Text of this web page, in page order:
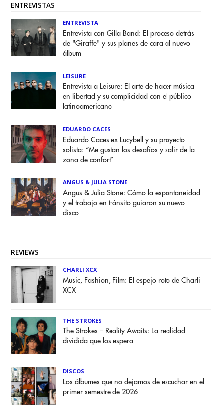
ENTREVISTAS
ENTREVISTA
Entrevista con Gilla Band: El proceso detrás
de "Giraffe" y sus planes de cara al nuevo
álbum
LEISURE
Entrevista a Leisure: El arte de hacer música
en libertad y su complicidad con el público
latinoamericano
EDUARDO CACES
Eduardo Caces ex Lucybell y su proyecto
solista: “Me gustan los desafíos y salir de la
zona de confort”
ANGUS & JULIA STONE
Angus & Julia Stone: Cómo la espontaneidad
y el trabajo en tránsito guiaron su nuevo
disco
REVIEWS
CHARLI XCX
Music, Fashion, Film: El espejo roto de Charli
XCX
THE STROKES
The Strokes – Reality Awaits: La realidad
dividida que los espera
DISCOS
Los álbumes que no dejamos de escuchar en el
primer semestre de 2026